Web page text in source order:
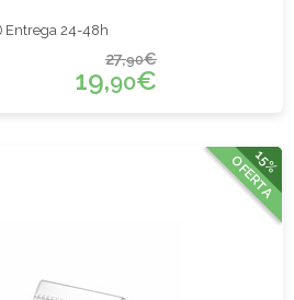
Entrega 24-48h
27,90€
19,90€
15%
OFERTA